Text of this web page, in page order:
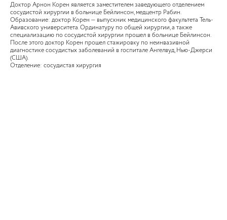
Доктор Арнон Корен является заместителем заведующего отделением
сосудистой хирургии в больнице Бейлинсон, медцентр Рабин.
Образование: доктор Корен — выпускник медицинского факультета Тель-
Авивского университета. Ординатуру по общей хирургии, а также
специализацию по сосудистой хирургии прошел в больнице Бейлинсон.
После этого доктор Корен прошел стажировку по неинвазивной
диагностике сосудистых заболеваний в госпитале Ангелвуд, Нью-Джерси
(США).
Отделение: сосудистая хирургия